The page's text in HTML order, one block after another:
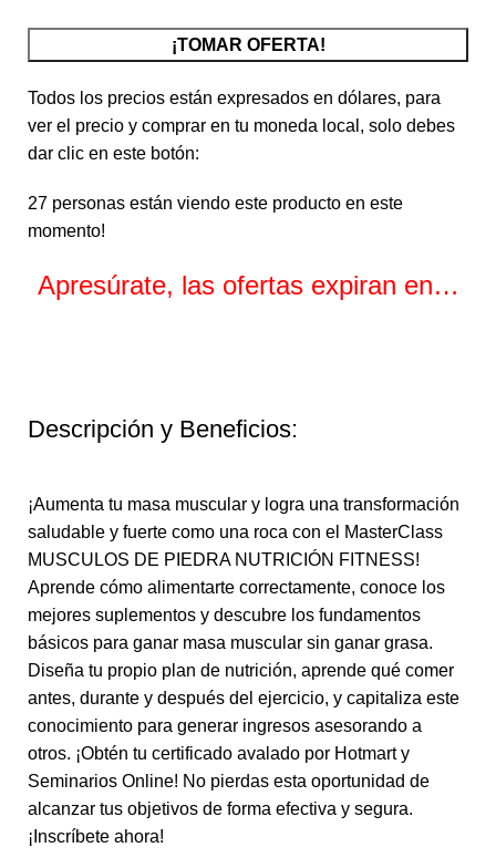
¡TOMAR OFERTA!
Todos los precios están expresados en dólares, para
ver el precio y comprar en tu moneda local, solo debes
dar clic en este botón:
27 personas están viendo este producto en este
momento!
Apresúrate, las ofertas expiran en…
Descripción y Beneficios:
¡Aumenta tu masa muscular y logra una transformación
saludable y fuerte como una roca con el MasterClass
MUSCULOS DE PIEDRA NUTRICIÓN FITNESS!
Aprende cómo alimentarte correctamente, conoce los
mejores suplementos y descubre los fundamentos
básicos para ganar masa muscular sin ganar grasa.
Diseña tu propio plan de nutrición, aprende qué comer
antes, durante y después del ejercicio, y capitaliza este
conocimiento para generar ingresos asesorando a
otros. ¡Obtén tu certificado avalado por Hotmart y
Seminarios Online! No pierdas esta oportunidad de
alcanzar tus objetivos de forma efectiva y segura.
¡Inscríbete ahora!